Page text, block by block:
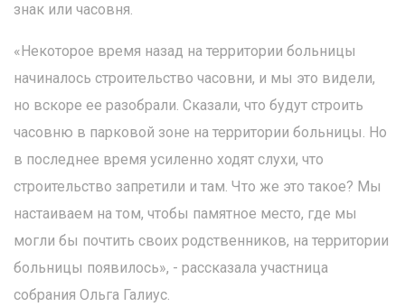
знак или часовня.
«Некоторое время назад на территории больницы
начиналось строительство часовни, и мы это видели,
но вскоре ее разобрали. Сказали, что будут строить
часовню в парковой зоне на территории больницы. Но
в последнее время усиленно ходят слухи, что
строительство запретили и там. Что же это такое? Мы
настаиваем на том, чтобы памятное место, где мы
могли бы почтить своих родственников, на территории
больницы появилось», - рассказала участница
собрания Ольга Галиус.